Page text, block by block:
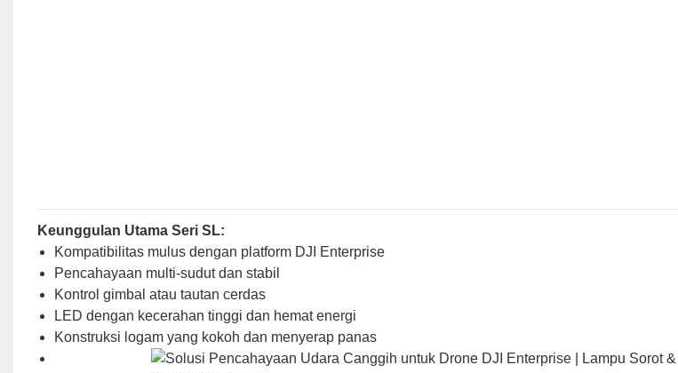
Keunggulan Utama Seri SL:
Kompatibilitas mulus dengan platform DJI Enterprise
Pencahayaan multi-sudut dan stabil
Kontrol gimbal atau tautan cerdas
LED dengan kecerahan tinggi dan hemat energi
Konstruksi logam yang kokoh dan menyerap panas